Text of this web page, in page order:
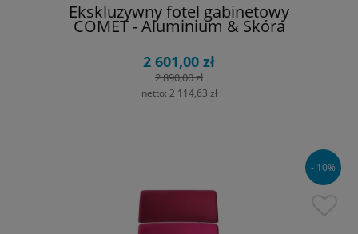
Ekskluzywny fotel gabinetowy
COMET - Aluminium & Skóra
2 601,00 zł
2 890,00 zł
netto: 2 114,63 zł
- 10%